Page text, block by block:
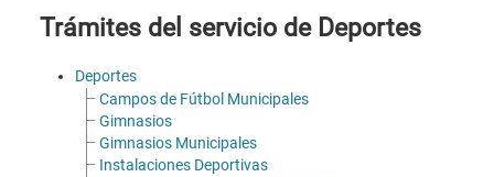
Trámites del servicio de Deportes
Deportes
Campos de Fútbol Municipales
Gimnasios
Gimnasios Municipales
Instalaciones Deportivas